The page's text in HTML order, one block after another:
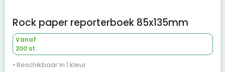
Rock paper reporterboek 85x135mm
Vanaf
200 st.
• Beschikbaar in 1 kleur